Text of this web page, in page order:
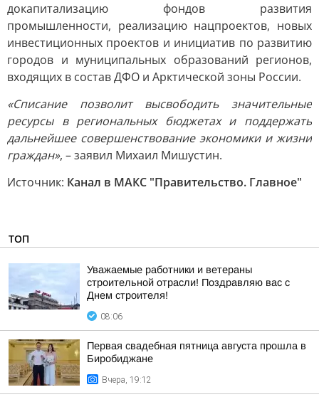
докапитализацию фондов развития
промышленности, реализацию нацпроектов, новых
инвестиционных проектов и инициатив по развитию
городов и муниципальных образований регионов,
входящих в состав ДФО и Арктической зоны России.
«Списание позволит высвободить значительные
ресурсы в региональных бюджетах и поддержать
дальнейшее совершенствование экономики и жизни
граждан», – заявил Михаил Мишустин.
Источник: Канал в МАКС "Правительство. Главное"
ТОП
Уважаемые работники и ветераны
строительной отрасли! Поздравляю вас с
Днем строителя!
08:06
Первая свадебная пятница августа прошла в
Биробиджане
Вчера, 19:12